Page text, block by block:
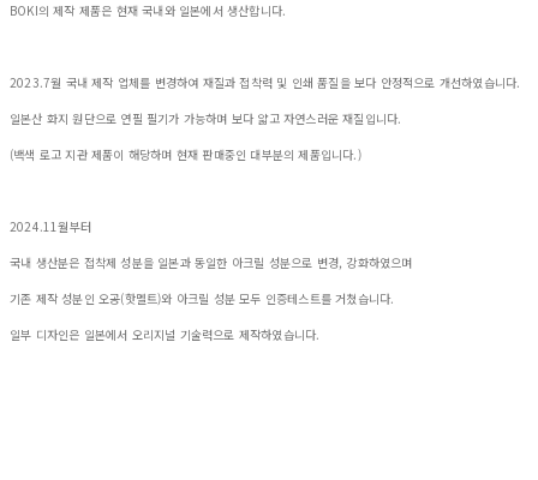
BOKI의 제작 제품은 현재 국내와 일본에서 생산합니다.
2023.7월 국내 제작 업체를 변경하여 재질과 접착력 및 인쇄 품질을 보다 안정적으로 개선하였습니다.
일본산 화지 원단으로 연필 필기가 가능하며 보다 얇고 자연스러운 재질입니다.
(백색 로고 지관 제품이 해당하며 현재 판매중인 대부분의 제품입니다.)
2024.11월부터
국내 생산분은 접착제 성분을 일본과 동일한 아크릴 성분으로 변경, 강화하였으며
기존 제작 성분인 오공(핫멜트)와 아크릴 성분 모두 인증테스트를 거쳤습니다.
일부 디자인은 일본에서 오리지널 기술력으로 제작하였습니다.